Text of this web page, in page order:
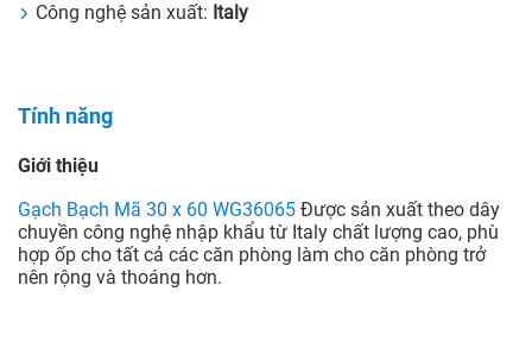
Công nghệ sản xuất: Italy
Tính năng
Giới thiệu
Gạch Bạch Mã 30 x 60 WG36065 Được sản xuất theo dây
chuyền công nghệ nhập khẩu từ Italy chất lượng cao, phù
hợp ốp cho tất cả các căn phòng làm cho căn phòng trở
nên rộng và thoáng hơn.